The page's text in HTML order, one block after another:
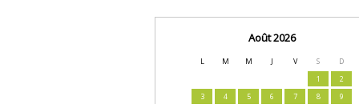
Août 2026
L M M J V S
D
1
2
3
4 5 6 7 8
9